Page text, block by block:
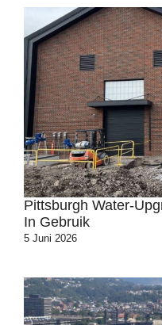
Pittsburgh Water-
In Gebruik
5 Juni 2026